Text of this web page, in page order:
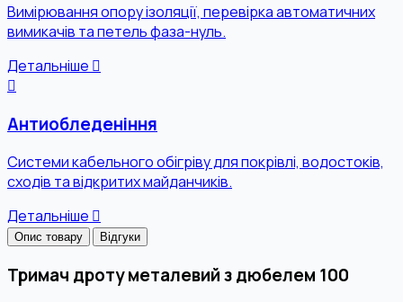
Вимірювання опору ізоляції, перевірка автоматичних
вимикачів та петель фаза-нуль.
Детальніше
Антиобледеніння
Системи кабельного обігріву для покрівлі, водостоків,
сходів та відкритих майданчиків.
Детальніше
Опис товару Відгуки
Тримач дроту металевий з дюбелем 100